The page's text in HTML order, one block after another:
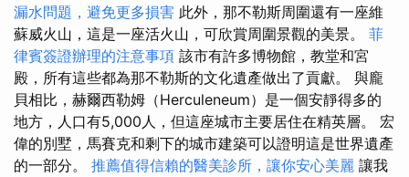
漏水問題，避免更多損害 此外，那不勒斯周圍還有一座維
蘇威火山，這是一座活火山，可欣賞周圍景觀的美景。 菲
律賓簽證辦理的注意事項 該市有許多博物館，教堂和宮
殿，所有這些都為那不勒斯的文化遺產做出了貢獻。 與龐
貝相比，赫爾西勒姆（Herculeneum）是一個安靜得多的
地方，人口有5,000人，但這座城市主要居住在精英層。 宏
偉的別墅，馬賽克和剩下的城市建築可以證明這是世界遺產
的一部分。 推薦值得信賴的醫美診所，讓你安心美麗 讓我